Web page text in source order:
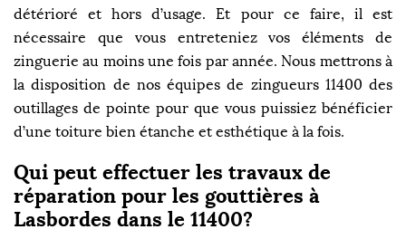
détérioré et hors d’usage. Et pour ce faire, il est
nécessaire que vous entreteniez vos éléments de
zinguerie au moins une fois par année. Nous mettrons à
la disposition de nos équipes de zingueurs 11400 des
outillages de pointe pour que vous puissiez bénéficier
d’une toiture bien étanche et esthétique à la fois.
Qui peut effectuer les travaux de
réparation pour les gouttières à
Lasbordes dans le 11400?